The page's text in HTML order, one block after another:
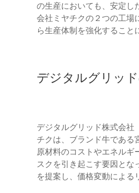
の生産においても、安定し
会社ミヤチクの２つの工場
ら生産体制を強化すること
デジタルグリッ
デジタルグリッド株式会
チクは、ブランド牛である
原材料のコストやエネルギ
スクを引き起こす要因とな
を提案し、価格変動による